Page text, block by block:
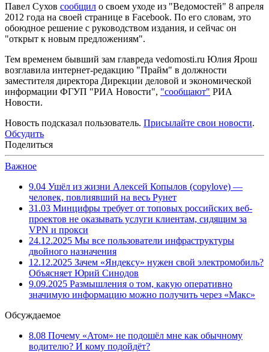
Павел Сухов сообщил о своем уходе из "Ведомостей" 8 апреля
2012 года на своей странице в Facebook. По его словам, это
обоюдное решение с руководством издания, и сейчас он
"открыт к новым предложениям".
Тем временем бывший зам главреда vedomosti.ru Юлия Ярош
возглавила интернет-редакцию "Прайм" в должности
заместителя директора Дирекции деловой и экономической
информации ФГУП "РИА Новости", "сообщают" РИА
Новости.
Новость подсказал пользователь. Присылайте свои новости.
Обсудить
Поделиться
Важное
9.04 Ушёл из жизни Алексей Копылов (copylove) —
человек, повлиявший на весь Рунет
31.03 Минцифры требует от топовых российских веб-
проектов не оказывать услуги клиентам, сидящим за
VPN и прокси
24.12.2025 Мы все пользователи инфраструктуры
двойного назначения
12.12.2025 Зачем «Яндексу» нужен свой электромобиль?
Объясняет Юрий Синодов
9.09.2025 Размышления о том, какую оперативно
значимую информацию можно получить через «Макс»
Обсуждаемое
8.08 Почему «Атом» не подошёл мне как обычному
водителю? И кому подойдёт?